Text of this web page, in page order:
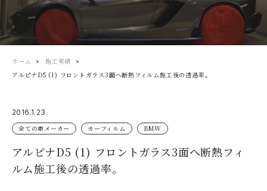
ホーム
施工実績
アルピナD5 (1) フロントガラス3面へ断熱フィルム施工後の透過率。
2016.1.23
全ての車メーカー
カーフィルム BMW
アルピナD5 (1) フロントガラス3面へ断熱フィ
ルム施工後の透過率。